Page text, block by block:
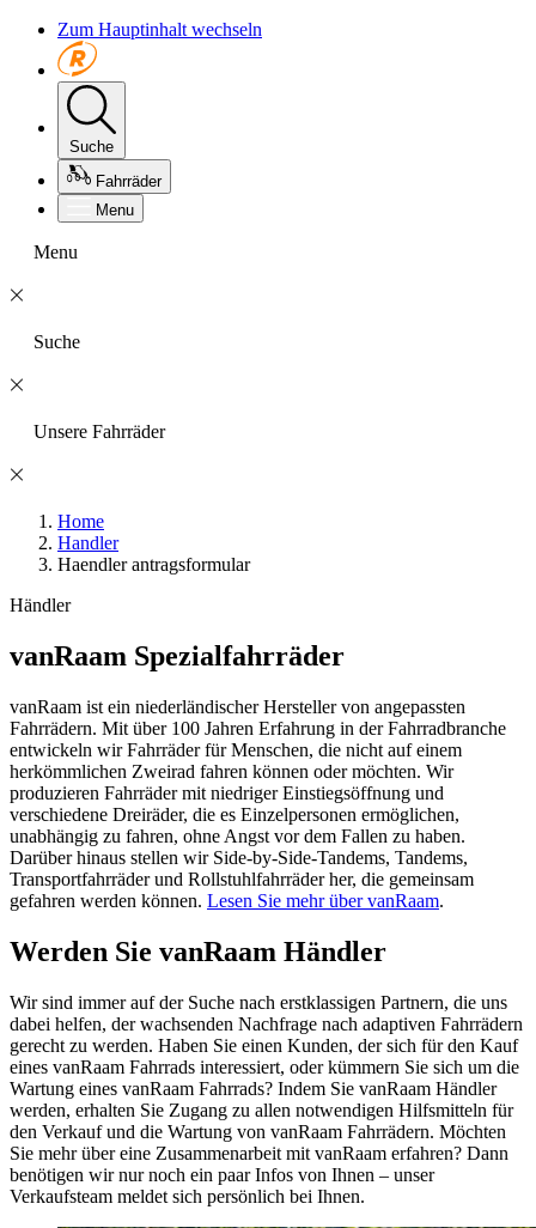
Zum Hauptinhalt wechseln
Suche
Fahrräder
Menu
Menu
Suche
Unsere Fahrräder
Home
Handler
Haendler antragsformular
Händler
vanRaam Spezialfahrräder
vanRaam ist ein niederländischer Hersteller von angepassten
Fahrrädern. Mit über 100 Jahren Erfahrung in der Fahrradbranche
entwickeln wir Fahrräder für Menschen, die nicht auf einem
herkömmlichen Zweirad fahren können oder möchten. Wir
produzieren Fahrräder mit niedriger Einstiegsöffnung und
verschiedene Dreiräder, die es Einzelpersonen ermöglichen,
unabhängig zu fahren, ohne Angst vor dem Fallen zu haben.
Darüber hinaus stellen wir Side-by-Side-Tandems, Tandems,
Transportfahrräder und Rollstuhlfahrräder her, die gemeinsam
gefahren werden können. Lesen Sie mehr über vanRaam.
Werden Sie vanRaam Händler
Wir sind immer auf der Suche nach erstklassigen Partnern, die uns
dabei helfen, der wachsenden Nachfrage nach adaptiven Fahrrädern
gerecht zu werden. Haben Sie einen Kunden, der sich für den Kauf
eines vanRaam Fahrrads interessiert, oder kümmern Sie sich um die
Wartung eines vanRaam Fahrrads? Indem Sie vanRaam Händler
werden, erhalten Sie Zugang zu allen notwendigen Hilfsmitteln für
den Verkauf und die Wartung von vanRaam Fahrrädern. Möchten
Sie mehr über eine Zusammenarbeit mit vanRaam erfahren? Dann
benötigen wir nur noch ein paar Infos von Ihnen – unser
Verkaufsteam meldet sich persönlich bei Ihnen.